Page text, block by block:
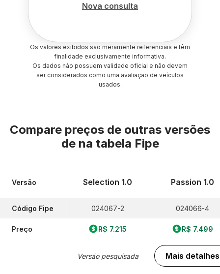
Nova consulta
Os valores exibidos são meramente referenciais e têm
finalidade exclusivamente informativa.
Os dados não possuem validade oficial e não devem
ser considerados como uma avaliação de veículos
usados.
Compare preços de outras versões
de na tabela Fipe
Versão
Código Fipe
Preço
Selection 1.0
024067-2
R$ 7.215
Versão pesquisada
Passion 1.0
024066-4
R$ 7.499
Mais detalhes